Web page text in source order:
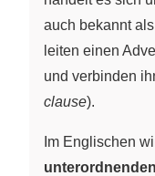
auch bekannt
leiten einen
und verbinden
clause).
Im Englischen